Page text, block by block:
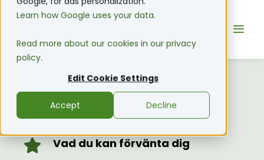
Learn how Google uses your data.
Read more about our cookies in our privacy
policy.
Edit Cookie Settings
Accept Decline
Boka en demo
Vad du kan förvänta dig